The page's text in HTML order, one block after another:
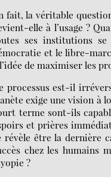
fait, la véritable
elle à l’usage ?
ses institutions se
et le libre-
de maximiser les
processus est-il
exige une vision à
terme sont-ils
et prières
révèle être la dernière
chez les humains
?